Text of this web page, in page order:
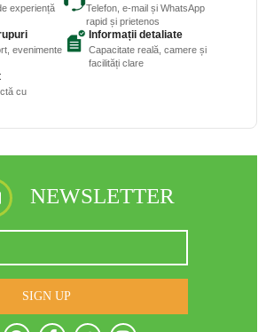
experiență
Telefon, e-mail și WhatsApp
rapid și prietenos
evenimente
Informații detaliate
Capacitate reală, camere și
facilități clare
cu
NEWSLETTER
SIGN UP